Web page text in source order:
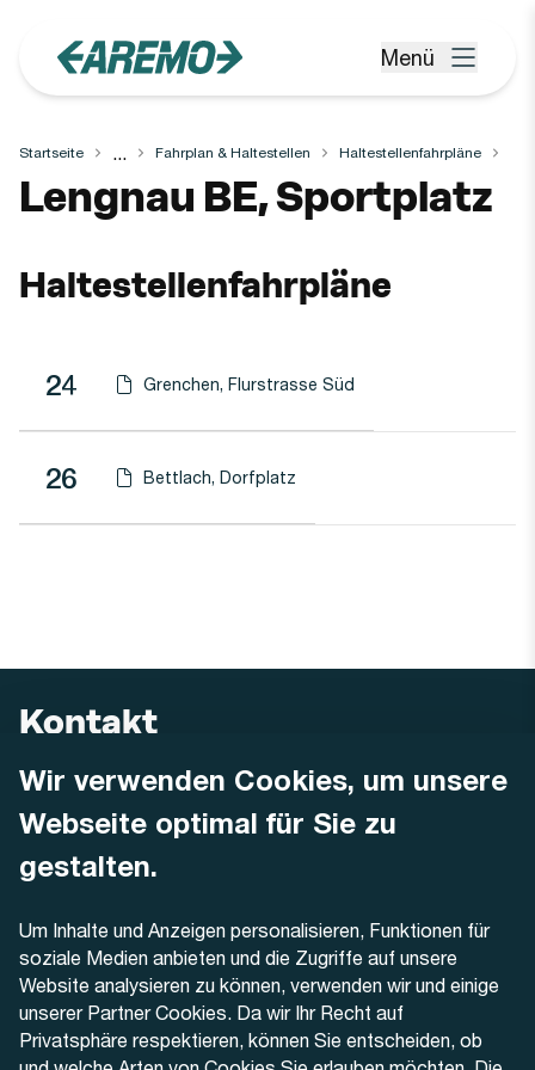
Wir verwenden Cookies, um unsere
Webseite optimal für Sie zu
gestalten.
Um Inhalte und Anzeigen personalisieren, Funktionen für
soziale Medien anbieten und die Zugriffe auf unsere
Website analysieren zu können, verwenden wir und einige
unserer Partner Cookies. Da wir Ihr Recht auf
Privatsphäre respektieren, können Sie entscheiden, ob
Menü öffnen
Menü
Startseite ... Fahrplan & Haltestellen Haltestellenfahrpläne
Haltestelle
Lengnau BE, Sportplatz
Haltestellenfahrpläne
Linie Richtung
Linie
24 Haltestellen-PDF herunterladen für
Grenchen, Flurstrasse Süd
(Öffnet in einen neuen Tab oder Fenster)
Linie
26 Haltestellen-PDF herunterladen für
Bettlach, Dorfplatz
(Öffnet in einen neuen Tab oder Fenster)
Kontakt
AREMO
Dornacherstrasse 48
4500 Solothurn
+41 32 622 37 22
Kontaktformular